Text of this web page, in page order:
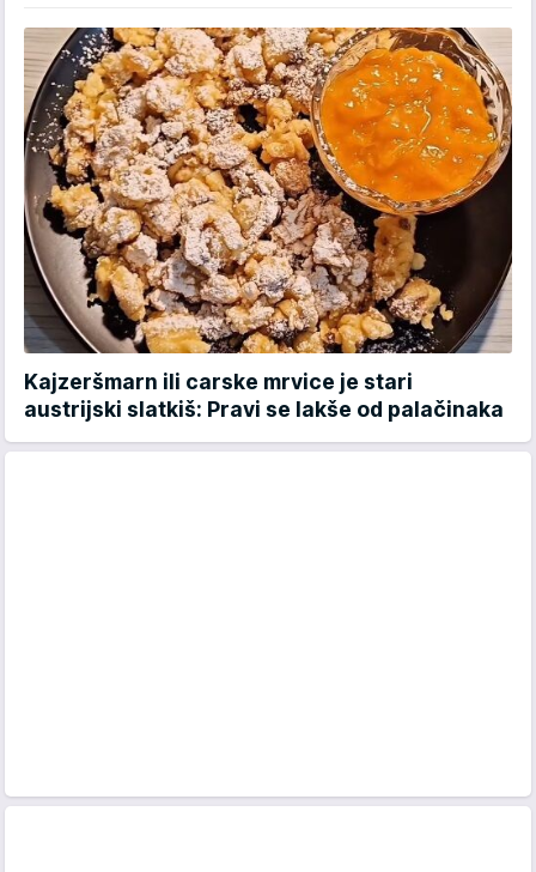
Kajzeršmarn ili carske mrvice je stari
austrijski slatkiš: Pravi se lakše od palačinaka